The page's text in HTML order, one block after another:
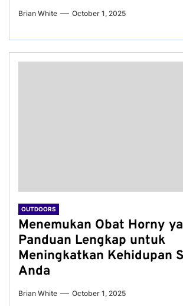
Brian White October 1, 2025
OUTDOORS
Menemukan Obat Horny
Panduan Lengkap untuk
Meningkatkan Kehidupan
Anda
Brian White October 1, 2025